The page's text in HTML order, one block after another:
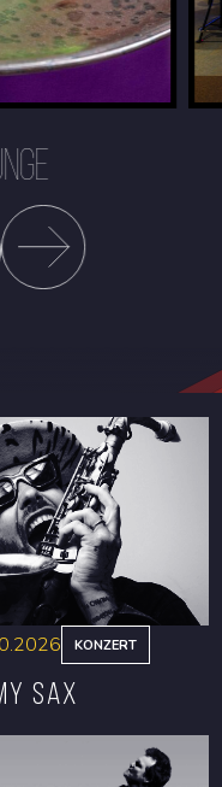
KONZERT
Sax